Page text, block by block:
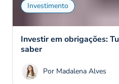
Investimento
Investir em obrigações:
saber
Por Madalena Alves